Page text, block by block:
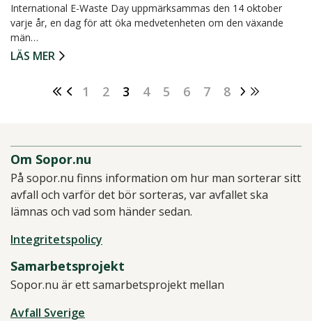
International E-Waste Day uppmärksammas den 14 oktober
varje år, en dag för att öka medvetenheten om den växande
män…
LÄS MER
1 2 3 4 5 6 7 8
Om Sopor.nu
På sopor.nu finns information om hur man sorterar sitt
avfall och varför det bör sorteras, var avfallet ska
lämnas och vad som händer sedan.
Integritetspolicy
Samarbetsprojekt
Sopor.nu är ett samarbetsprojekt mellan
Avfall Sverige